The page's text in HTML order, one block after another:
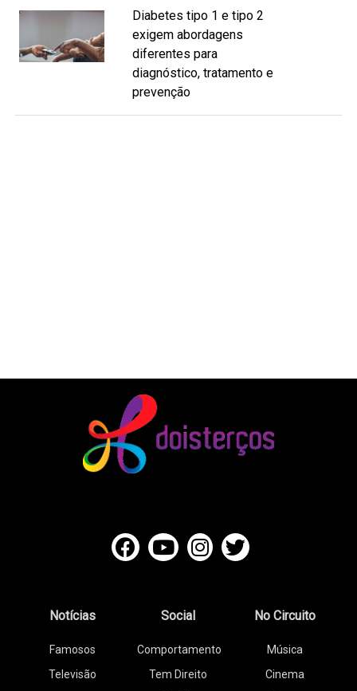
Diabetes tipo 1 e tipo 2
exigem abordagens
diferentes para
diagnóstico, tratamento e
prevenção
Notícias
Famosos
Televisão
Social
Comportamento
Tem Direito
No Circuito
Música
Cinema